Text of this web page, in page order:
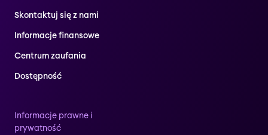
Skontaktuj się z nami
Informacje finansowe
Centrum zaufania
Dostępność
Informacje prawne i
prywatność